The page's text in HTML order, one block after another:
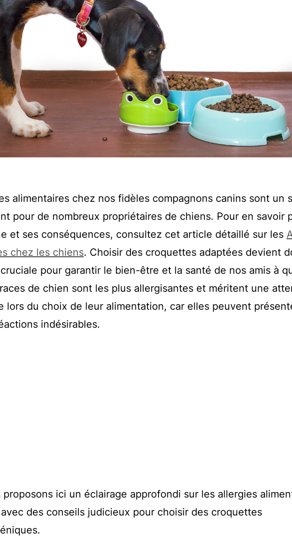
alimentaires chez nos fidèles compagnons canins sont un
pour de nombreux propriétaires de chiens. Pour en savoir
et ses conséquences, consultez cet article détaillé sur les
chez les chiens. Choisir des croquettes adaptées devient
pour garantir le bien-être et la santé de nos amis à
de chien sont les plus allergisantes et méritent une
lors du choix de leur alimentation, car elles peuvent
indésirables.
proposons ici un éclairage approfondi sur les allergies
des conseils judicieux pour choisir des croquettes